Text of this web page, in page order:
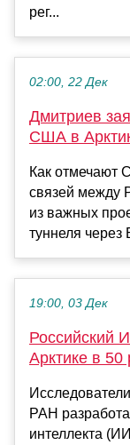
рег...
02:00, 22 Дек
Дмитриев
США в
Как отмечают
связей между
из важных
туннеля через
19:00, 03 Дек
Российский
Арктике в 50
РАН
интеллекта